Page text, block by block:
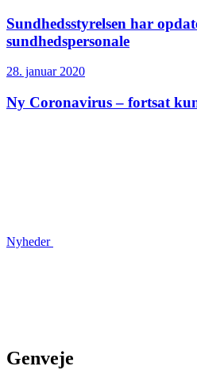
Sundheds­styrelsen har
sundheds­personale
28. januar 2020
Ny Coronavirus – fortsat
Nyheder
Genveje